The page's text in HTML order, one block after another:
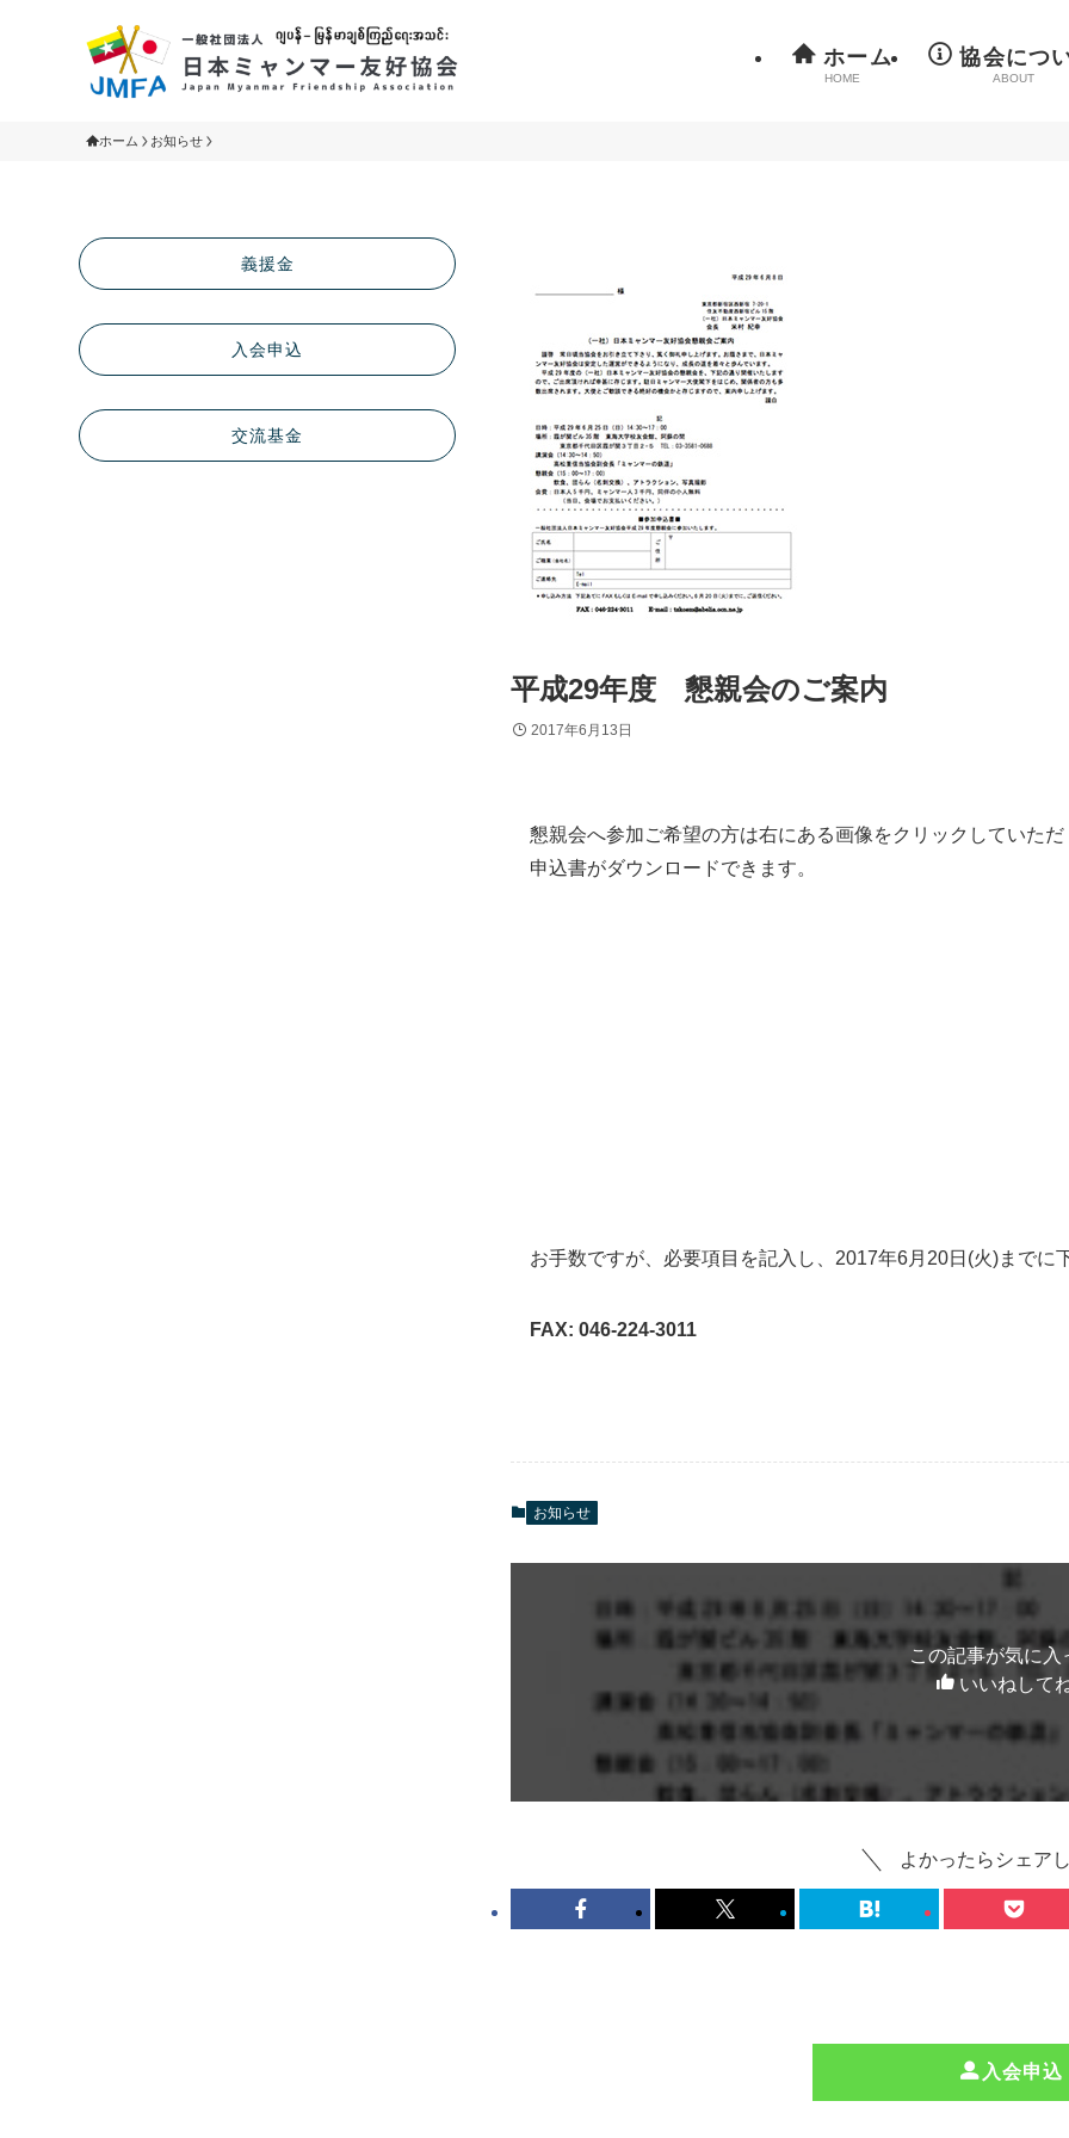
ホーム
HOME
協会につ
ABOUT
ホーム お知らせ
平成29年度 懇親会のご案内
2017年6月13日
懇親会へ参加ご希望の方は右にある画像をクリックしていただ
申込書がダウンロードできます。
お手数ですが、必要項目を記入し、2017年6月20日(火)まで
FAX: 046-224-3011
お知らせ
この記事が気に入
いいねして
よかったらシェア
入会申込
義援金
入会申込
交流基金